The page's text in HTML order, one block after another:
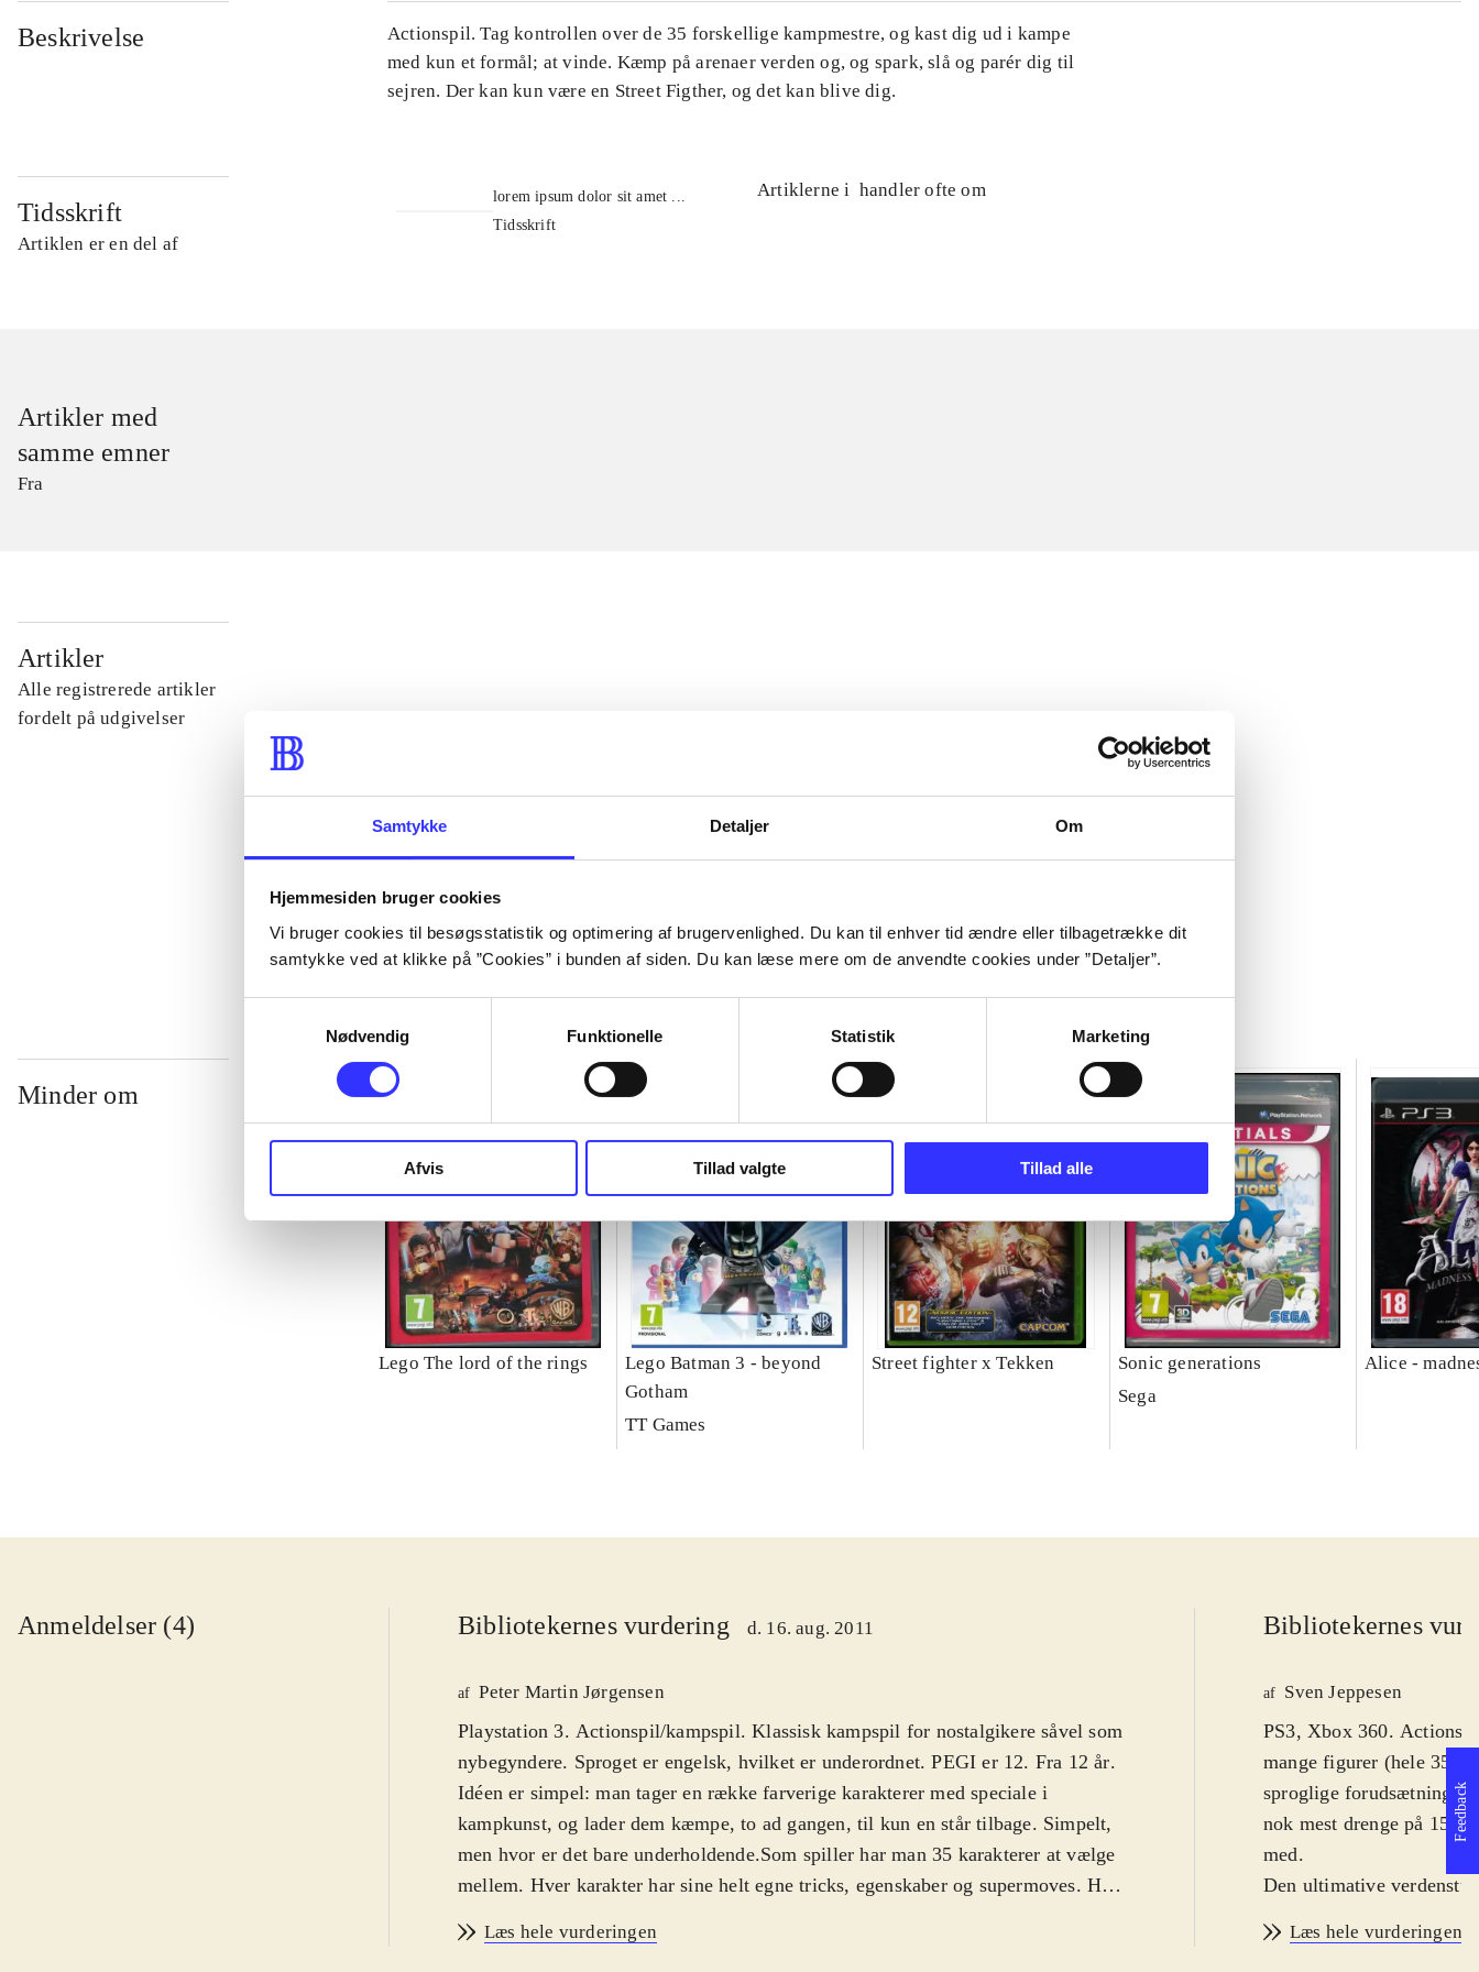
Samtykke Detaljer Om
Hjemmesiden bruger cookies
Vi bruger cookies til besøgsstatistik og optimering af brugervenlighed. Du kan til enhver tid ændre eller tilbagetrække dit
samtykke ved at klikke på ”Cookies” i bunden af siden. Du kan læse mere om de anvendte cookies under ”Detaljer”.
Nødvendig
Funktionelle Statistik Marketing
Afvis Tillad valgte Tillad alle
Beskrivelse
Actionspil. Tag kontrollen over de 35 forskellige kampmestre, og kast dig ud i kampe
med kun et formål; at vinde. Kæmp på arenaer verden og, og spark, slå og parér dig til
sejren. Der kan kun være en Street Figther, og det kan blive dig.
Tidsskrift
Artiklen er en del af
lorem ipsum dolor sit amet ...
Tidsskrift
Artiklerne i handler ofte om
Artikler med
samme emner
Fra
Artikler
Alle registrerede artikler
fordelt på udgivelser
...
...
Minder om
Lego The lord of the rings
Lego Batman 3 - beyond
Gotham
TT Games
Street fighter x Tekken
Sonic generations
Sega
Alice -
Anmeldelser (4) Bibliotekernes vurdering d. 16. aug. 2011
af Peter Martin Jørgensen
Playstation 3. Actionspil/kampspil. Klassisk kampspil for nostalgikere såvel som
nybegyndere. Sproget er engelsk, hvilket er underordnet. PEGI er 12. Fra 12 år.
Idéen er simpel: man tager en række farverige karakterer med speciale i
kampkunst, og lader dem kæmpe, to ad gangen, til kun en står tilbage. Simpelt,
men hvor er det bare underholdende.Som spiller har man 35 karakterer at vælge
mellem. Hver karakter har sine helt egne tricks, egenskaber og supermoves. Her
komme i gang men selv efter mange timers kamp lærer man stadig nye moves
Læs hele vurderingen
Bibliotekernes
af Sven Jeppesen
PS3, Xbox 360.
mange figurer (hele 35).
sproglige forudsætninger
nok mest drenge på 15-
med.
Den ultimative
udfald mod forskellige
Læs hele vurderingen
Feedback